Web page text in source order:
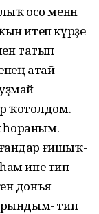
осо менән
итеп күрҙе
татып
атай
ҡотолдом.
һораным.
ғишыҡ-
ине тип
донъя
тип